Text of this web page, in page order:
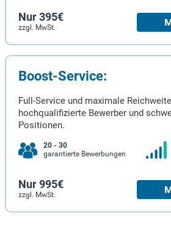
Nur 395€
zzgl. MwSt.
Boost-Service:
Full-Service und maximale
hochqualifizierte Bewerber und
Positionen.
20 - 30
garantierte Bewerbungen
Nur 995€
zzgl. MwSt.